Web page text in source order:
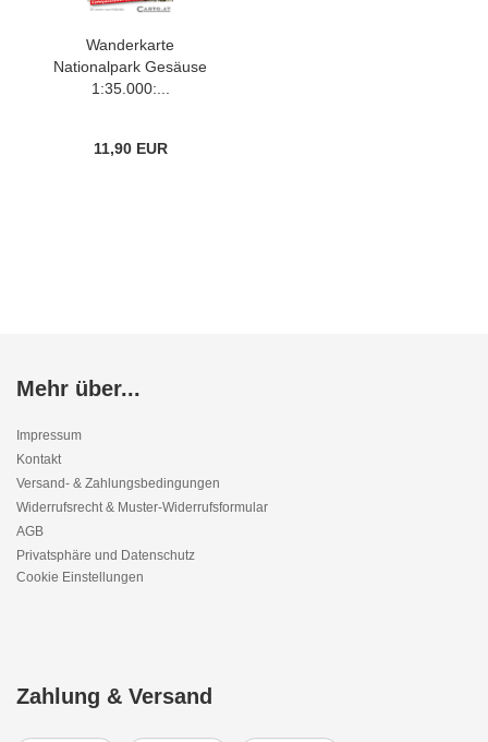
Wanderkarte
Nationalpark Gesäuse
1:35.000:...
11,90 EUR
Mehr über...
Impressum
Kontakt
Versand- & Zahlungsbedingungen
Widerrufsrecht & Muster-Widerrufsformular
AGB
Privatsphäre und Datenschutz
Cookie Einstellungen
Zahlung & Versand